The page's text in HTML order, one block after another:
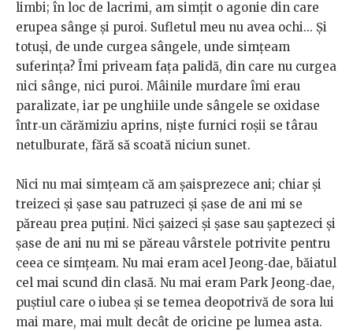
limbi; în loc de lacrimi, am simțit o agonie din care
erupea sânge și puroi. Sufletul meu nu avea ochi... Și
totuși, de unde curgea sângele, unde simțeam
suferința? Îmi priveam fața palidă, din care nu curgea
nici sânge, nici puroi. Mâinile murdare îmi erau
paralizate, iar pe unghiile unde sângele se oxidase
într‑un cărămiziu aprins, niște furnici roșii se târau
netulburate, fără să scoată niciun sunet.
Nici nu mai simțeam că am șaisprezece ani; chiar și
treizeci și șase sau patruzeci și șase de ani mi se
păreau prea puțini. Nici șaizeci și șase sau șaptezeci și
șase de ani nu mi se păreau vârstele potrivite pentru
ceea ce simțeam. Nu mai eram acel Jeong‑dae, băiatul
cel mai scund din clasă. Nu mai eram Park Jeong‑dae,
puștiul care o iubea și se temea deopotrivă de sora lui
mai mare, mai mult decât de oricine pe lumea asta.